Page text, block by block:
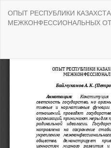
Подробностям
ОПЫТ РЕСПУБЛИКИ
МЕЖКОНФЕССИОНАЛЬНЫХ